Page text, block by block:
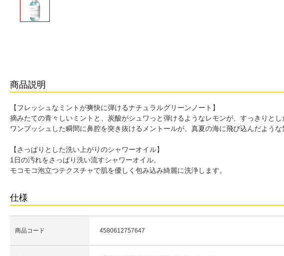
商品説明
【フレッシュなミントが爽快に弾けるナチュラルグリーンノート】
摘みたての青々しいミントと、炭酸がシュワっと弾けるようなレモンが、すっきりとし
ワンプッシュした瞬間に鼻腔を突き抜けるメントールが、真夏の海に飛び込んだよう
【さっぱりとした洗い上がりのシャワーオイル】
1日の汚れをさっぱり洗い流すシャワーオイル。
モコモコ泡立つテクスチャで肌を優しく包み込み綺麗に洗浄します。
仕様
商品コード 4580612757647